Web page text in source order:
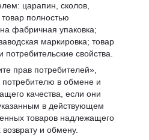
царапин, сколов,
товар полностью
фабричная упаковка;
маркировка; товар
свойства.
прав потребителей»,
потребителю в обмене и
качества, если они
в действующем
товаров надлежащего
и обмену.